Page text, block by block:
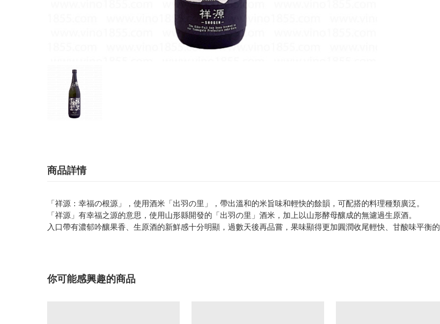
商品詳情
「祥源：幸福の根源」，使用酒米「出羽の里」，帶出溫和的米旨味和輕快的餘韻，可配搭的料理種類廣泛。
「祥源」有幸福之源的意思，使用山形縣開發的「出羽の里」酒米，加上以山形酵母釀成的無濾過生原酒。
入口帶有濃郁吟釀果香、生原酒的新鮮感十分明顯，過數天後再品嘗，果味顯得更加圓潤收尾輕快、甘酸味平衡
你可能感興趣的商品